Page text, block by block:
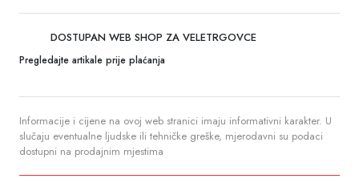
DOSTUPAN WEB SHOP ZA VELETRGOVCE
Pregledajte artikale prije plaćanja
Informacije i cijene na ovoj web stranici imaju informativni karakter. U
slučaju eventualne ljudske ili tehničke greške, mjerodavni su podaci
dostupni na prodajnim mjestima